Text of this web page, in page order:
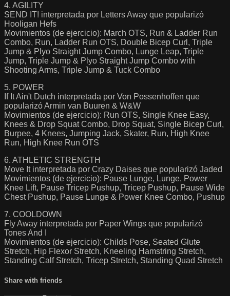
4. AGILITY
SEND IT! interpretada por Letters Away que popularizó
Hooligan Hefs
Movimientos (de ejercicio): March OTS, Run & Ladder Run
Combo, Run, Ladder Run OTS, Double Bicep Curl, Triple
Jump & Plyo Straight Jump Combo, Lunge Leap, Triple
Jump, Triple Jump & Plyo Straight Jump Combo with
Shooting Arms, Triple Jump & Tuck Combo
5. POWER
If It Ain't Dutch interpretada por Von Possenhoffen que
popularizó Armin van Buuren & W&W
Movimientos (de ejercicio): Run OTS, Single Knee Easy,
Knees & Drop Squat Combo, Drop Squat, Single Bicep Curl,
Burpee, 4 Knees, Jumping Jack, Skater, Run, High Knee
Run, High Knee Run OTS
6. ATHLETIC STRENGTH
Move It interpretada por Crazy Daises que popularizó Jaded
Movimientos (de ejercicio): Pause Lunge, Lunge, Power
Knee Lift, Pause Tricep Pushup, Tricep Pushup, Pause Wide
Chest Pushup, Pause Lunge & Power Knee Combo, Pushup
7. COOLDOWN
Fly Away interpretada por Paper Wings que popularizó
Tones And I
Movimientos (de ejercicio): Childs Pose, Seated Glute
Stretch, Hip Flexor Stretch, Kneeling Hamstring Stretch,
Standing Calf Stretch, Tricep Stretch, Standing Quad Stretch
Share with friends